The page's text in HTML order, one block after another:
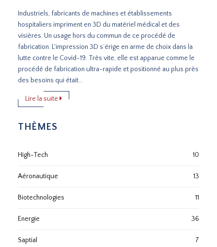
Industriels, fabricants de machines et établissements
hospitaliers impriment en 3D du matériel médical et des
visières. Un usage hors du commun de ce procédé de
fabrication. L'impression 3D s’érige en arme de choix dans la
lutte contre le Covid-19. Très vite, elle est apparue comme le
procédé de fabrication ultra-rapide et positionné au plus près
des besoins qui était...
Lire la suite
THÈMES
High-Tech 10
Aéronautique 13
Biotechnologies 11
Energie 36
Saptial 7